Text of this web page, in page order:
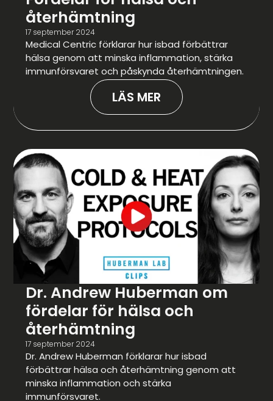
återhämtning
17 september 2024
Medical Centric förklarar hur isbad förbättrar
hälsa genom att minska inflammation, stärka
immunförsvaret och påskynda återhämtningen.
LÄS MER
Dr. Andrew Huberman om
fördelar för hälsa och
återhämtning
17 september 2024
Dr. Andrew Huberman förklarar hur isbad
förbättrar hälsa och återhämtning genom att
minska inflammation och stärka
immunförsvaret.